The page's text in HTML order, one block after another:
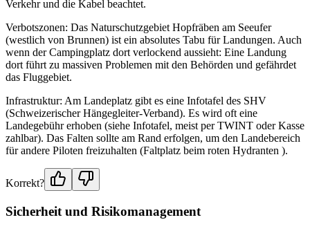
Verkehr und die Kabel beachtet.
Verbotszonen: Das Naturschutzgebiet Hopfräben am Seeufer
(westlich von Brunnen) ist ein absolutes Tabu für Landungen. Auch
wenn der Campingplatz dort verlockend aussieht: Eine Landung
dort führt zu massiven Problemen mit den Behörden und gefährdet
das Fluggebiet.
Infrastruktur: Am Landeplatz gibt es eine Infotafel des SHV
(Schweizerischer Hängegleiter-Verband). Es wird oft eine
Landegebühr erhoben (siehe Infotafel, meist per TWINT oder Kasse
zahlbar). Das Falten sollte am Rand erfolgen, um den Landebereich
für andere Piloten freizuhalten (Faltplatz beim roten Hydranten ).
Korrekt?
Sicherheit und Risikomanagement